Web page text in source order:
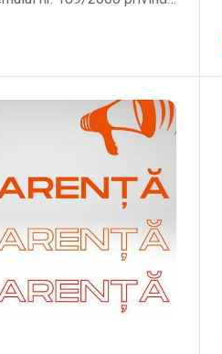
de cultură, aprobată
şi completările
Culturii nr.
cadru de
cadru de organizare şi
a modelului-
a modelului-cadru al
şi a modelului-cadru al
de proiecte de
Judeţean Constanţa